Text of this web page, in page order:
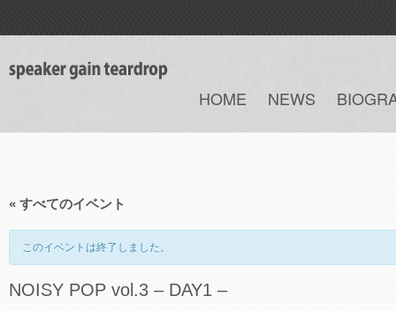
HOME NEWS
« すべてのイベント
このイベントは終了しました。
NOISY POP vol.3 – DAY1 –